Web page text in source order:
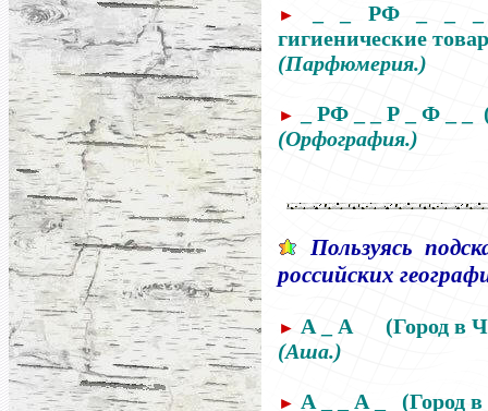
►
_ _ РФ _ _
гигиенические
(Парфюмерия.)
► _ РФ _ _ Р _ Ф _ _
(Орфография.)
Пользуясь
российских
► А _ А
(Город в
(Аша.)
► А _ _ А _
(Город